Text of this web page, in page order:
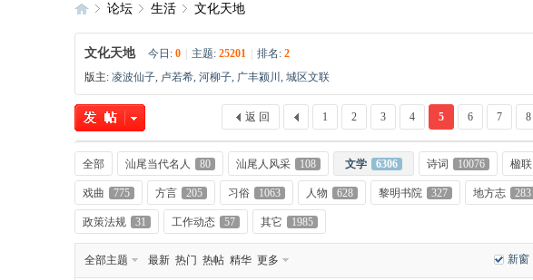
汕
尾
»
论坛
›
生活
›
文化天地
文化天地 今日: 0 主题: 25201 排名: 2
版主: 凌波仙子, 卢若希, 河柳子, 广丰颍川 , 城区文联
1 2 3 4 5 6 7 8
返 回
全部 汕尾当代名人 80 汕尾人风采 108 文学 6306 诗词 10076 楹联
戏曲 775 方言 205 习俗 1063 人物 628 黎明书院 327 地方志 283
政策法规 31 工作动态 57 其它 1985
新窗
全部主题 最新 热门 热帖 精华 更多